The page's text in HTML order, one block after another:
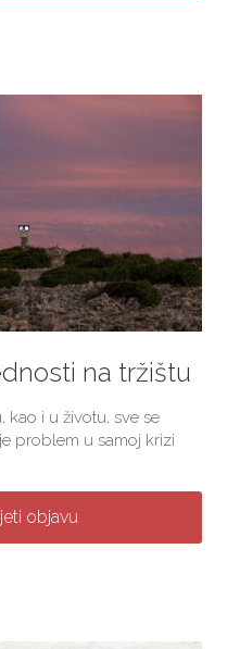
na tržištu
kao i u životu, sve se
problem u samoj krizi
objavu